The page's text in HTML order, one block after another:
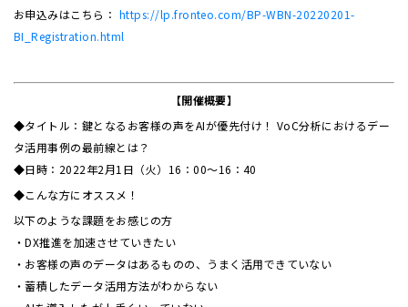
お申込みはこちら： https://lp.fronteo.com/BP-WBN-20220201-
BI_Registration.html
【開催概要】
◆タイトル：鍵となるお客様の声をAIが優先付け！ VoC分析におけるデー
タ活用事例の最前線とは？
◆日時：2022年2月1日（火）16：00～16：40
◆こんな方にオススメ！
以下のような課題をお感じの方
・DX推進を加速させていきたい
・お客様の声のデータはあるものの、うまく活用できていない
・蓄積したデータ活用方法がわからない